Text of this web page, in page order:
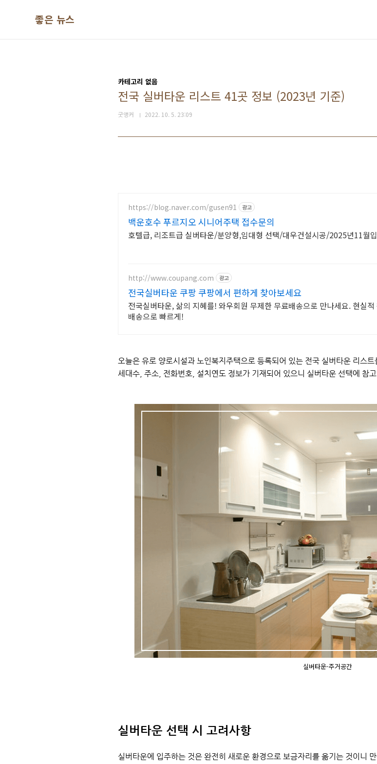
좋은 뉴스
카테고리 없음
전국 실버타운 리스트 41곳 정보 (2023년 기준)
굿앵커 2022. 10. 5. 23:09
https://blog.naver.com/gusen91 광고
백운호수 푸르지오 시니어주택 접수문의
호텔급, 리조트급 실버타운/분양형,임대형 선택/대우건설시공/2025년11월
http://www.coupang.com 광고
전국실버타운 쿠팡 쿠팡에서 편하게 찾아보세요
전국실버타운, 삶의 지혜를! 와우회원 무제한 무료배송으로 만나세요. 현실
배송으로 빠르게!
오늘은 유로 양로시설과 노인복지주택으로 등록되어 있는 전국 실버타운 리스
세대수, 주소, 전화번호, 설치연도 정보가 기재되어 있으니 실버타운 선택에 참
실버타운-주거공간
실버타운 선택 시 고려사항
실버타운에 입주하는 것은 완전히 새로운 환경으로 보금자리를 옮기는 것이니